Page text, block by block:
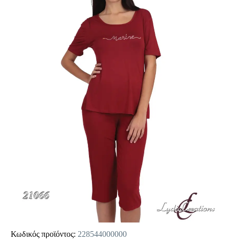
Κωδικός προϊόντος: 228544000000